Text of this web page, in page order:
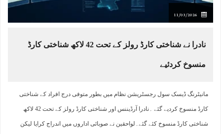
11/03/2026
نادرا نے شناختی کارڈ رولز کے تحت 42 لاکھ شناختی کارڈ
منسوخ کردئیے
مانیٹرنگ ڈیسک سول رجسٹریشن نظام میں بطور متوفی درج افراد کے شناختی
کارڈ منسوخ کردیے گئے ۔نادرا آرڈیننس اور شناختی کارڈ رولز کے تحت 42 لاکھ
شناختی کارڈ منسوخ کئے گئے۔لواحقین نے صوبائی اداروں میں اندراج کرایا لیکن